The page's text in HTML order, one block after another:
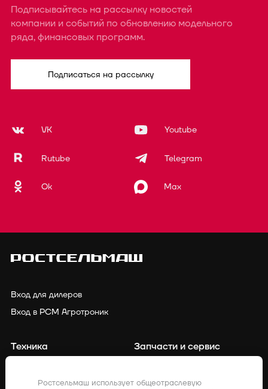
Подписывайтесь на рассылку новостей
компании и событий по обновлению модельного
ряда, финансовых программ.
Подписаться на рассылку
VK Youtube
Rutube Telegram
Ok Max
Вход для дилеров
Вход в РСМ Агротроник
Техника
Запчасти и сервис
Ростсельмаш использует общеотраслевую